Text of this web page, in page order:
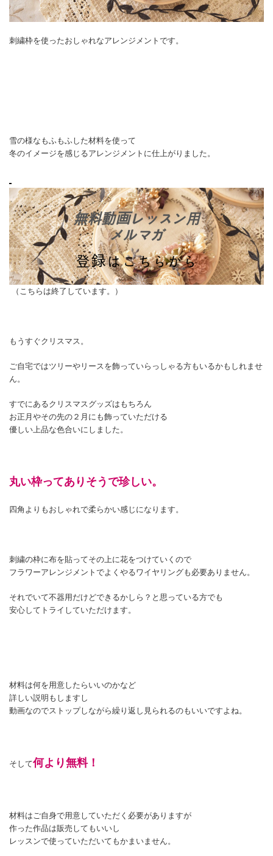
刺繍枠を使ったおしゃれなアレンジメントです。
雪の様なもふもふした材料を使って
冬のイメージを感じるアレンジメントに仕上がりました。
（こちらは終了しています。）
もうすぐクリスマス。
ご自宅ではツリーやリースを飾っていらっしゃる方もいるかもしれませ
ん。
すでにあるクリスマスグッズはもちろん
お正月やその先の２月にも飾っていただける
優しい上品な色合いにしました。
丸い枠ってありそうで珍しい。
四角よりもおしゃれで柔らかい感じになります。
刺繍の枠に布を貼ってその上に花をつけていくので
フラワーアレンジメントでよくやるワイヤリングも必要ありません。
それでいて不器用だけどできるかしら？と思っている方でも
安心してトライしていただけます。
材料は何を用意したらいいのかなど
詳しい説明もしますし
動画なのでストップしながら繰り返し見られるのもいいですよね。
そして何より無料！
材料はご自身で用意していただく必要がありますが
作った作品は販売してもいいし
レッスンで使っていただいてもかまいません。